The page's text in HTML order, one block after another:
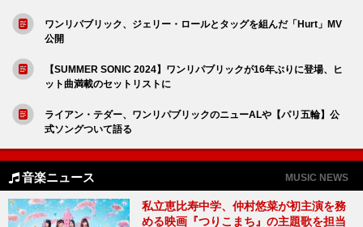
ワンリパブリック、ジェリー・ロールとタッグを組んだ「Hurt」MV
公開
【SUMMER SONIC 2024】ワンリパブリックが16年ぶりに登場、ヒ
ット曲満載のセットリストに
ライアン・テダー、ワンリパブリックのニューALや【パリ五輪】公
式ソングついて語る
音楽ニュース MUSIC NEWS
私立恵比寿中学、仲村悠菜が初主演を務
める映画『つりこまち』の主題歌を担当